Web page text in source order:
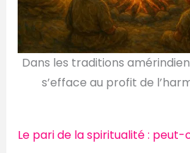
Dans les traditions
s’efface au profit de
Le pari de la spiritualité : peut-